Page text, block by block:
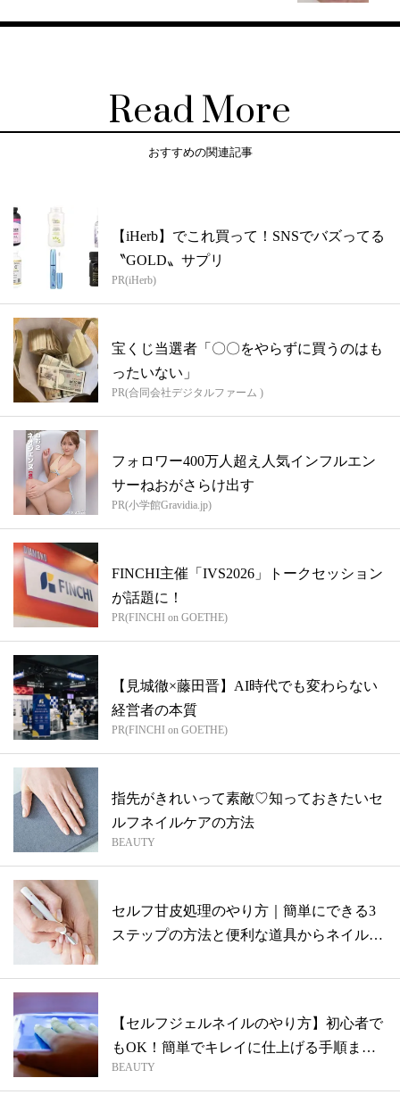
Read More
おすすめの関連記事
【iHerb】でこれ買って！SNSでバズってる
〝GOLD〟サプリ
PR(iHerb)
宝くじ当選者「〇〇をやらずに買うのはも
ったいない」
PR(合同会社デジタルファーム )
フォロワー400万人超え人気インフルエン
サーねおがさらけ出す
PR(小学館Gravidia.jp)
FINCHI主催「IVS2026」トークセッション
が話題に！
PR(FINCHI on GOETHE)
【見城徹×藤田晋】AI時代でも変わらない
経営者の本質
PR(FINCHI on GOETHE)
指先がきれいって素敵♡知っておきたいセ
ルフネイルケアの方法
BEAUTY
セルフ甘皮処理のやり方｜簡単にできる3
ステップの方法と便利な道具からネイル・
【セルフジェルネイルのやり方】初心者で
もOK！簡単でキレイに仕上げる手順まと
め
BEAUTY